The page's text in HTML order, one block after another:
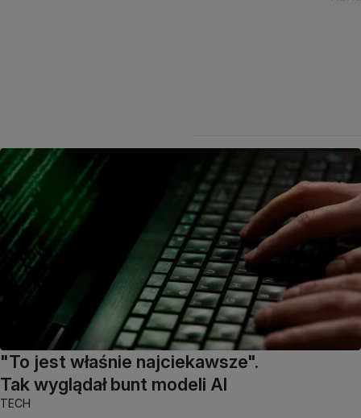
"To jest właśnie najciekawsze".
Tak wyglądał bunt modeli AI
TECH